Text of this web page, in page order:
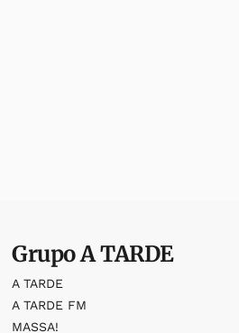
GrupoA TARDE
A TARDE
A TARDE FM
MASSA!